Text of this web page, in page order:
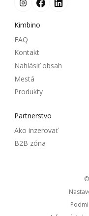
Kimbino
FAQ
Kontakt
Nahlásiť obsah
Mestá
Produkty
Partnerstvo
Ako inzerovať
B2B zóna